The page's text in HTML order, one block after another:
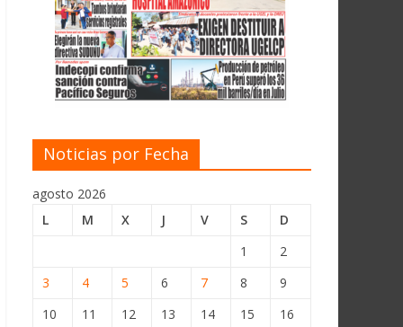
Noticias por Fecha
agosto 2026
L
M X J V S
D
1
2
3
4 5 6 7 8
9
10
11 12 13 14 15
16